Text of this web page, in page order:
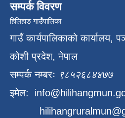
सम्पर्क विवरण
हिलिहाङ गाउँपालिका
गाउँ कार्यपालिकाको कार्यालय,
कोशी प्रदेश, नेपाल
सम्पर्क नम्बरः ९८५२६८४४७७
इमेल: